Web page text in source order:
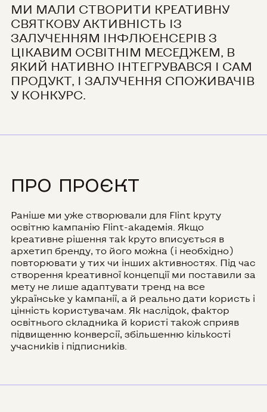
МИ МАЛИ СТВОРИТИ КРЕАТИВНУ
СВЯТКОВУ АКТИВНІСТЬ ІЗ
ЗАЛУЧЕННЯМ ІНФЛЮЕНСЕРІВ З
ЦІКАВИМ ОСВІТНІМ МЕСЕДЖЕМ, В
ЯКИЙ НАТИВНО ІНТЕГРУВАВСЯ І САМ
ПРОДУКТ, І ЗАЛУЧЕННЯ СПОЖИВАЧІВ
У КОНКУРС.
ПРО ПРОЄКТ
Раніше ми уже створювали для Flint круту
освітню кампанію Flint-академія. Якщо
креативне рішення так круто вписується в
архетип бренду, то його можна (і необхідно)
повторювати у тих чи інших активностях. Під час
створення креативної концепції ми поставили за
мету не лише адаптувати тренд на все
українське у кампанії, а й реально дати користь і
цінність користувачам. Як наслідок, фактор
освітнього складника й користі також сприяв
підвищенню конверсії, збільшенню кількості
учасників і підписників.